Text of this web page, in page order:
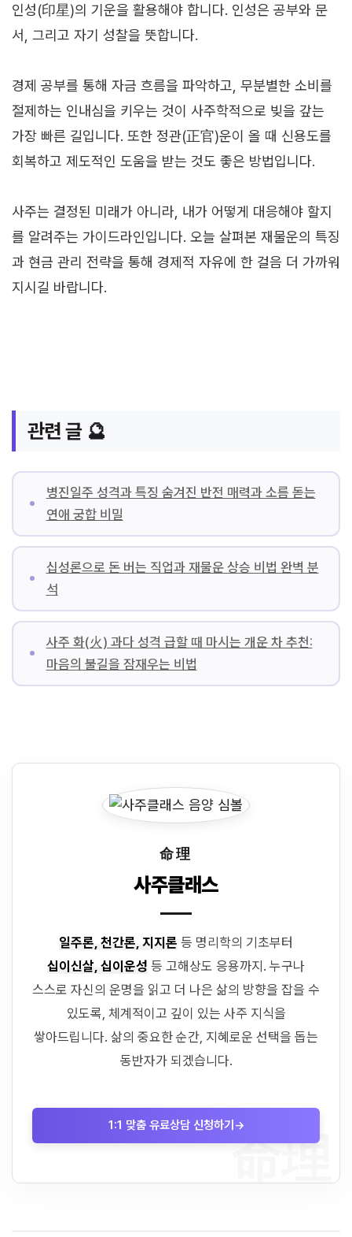
인성(印星)의 기운을 활용해야 합니다. 인성은 공부와 문
서, 그리고 자기 성찰을 뜻합니다.
경제 공부를 통해 자금 흐름을 파악하고, 무분별한 소비를
절제하는 인내심을 키우는 것이 사주학적으로 빚을 갚는
가장 빠른 길입니다. 또한 정관(正官)운이 올 때 신용도를
회복하고 제도적인 도움을 받는 것도 좋은 방법입니다.
사주는 결정된 미래가 아니라, 내가 어떻게 대응해야 할지
를 알려주는 가이드라인입니다. 오늘 살펴본 재물운의 특징
과 현금 관리 전략을 통해 경제적 자유에 한 걸음 더 가까워
지시길 바랍니다.
관련 글 🔮
병진일주 성격과 특징 숨겨진 반전 매력과 소름 돋는
연애 궁합 비밀
십성론으로 돈 버는 직업과 재물운 상승 비법 완벽 분
석
사주 화(火) 과다 성격 급할 때 마시는 개운 차 추천:
마음의 불길을 잠재우는 비법
命理
命理
사주클래스
일주론, 천간론, 지지론 등 명리학의 기초부터
십이신살, 십이운성 등 고해상도 응용까지. 누구나
스스로 자신의 운명을 읽고 더 나은 삶의 방향을 잡을 수
있도록, 체계적이고 깊이 있는 사주 지식을
쌓아드립니다. 삶의 중요한 순간, 지혜로운 선택을 돕는
동반자가 되겠습니다.
1:1 맞춤 유료상담 신청하기 →